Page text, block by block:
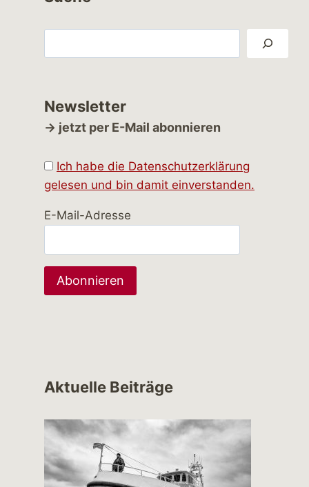
Newsletter
→ jetzt per E-Mail abonnieren
Ich habe die Datenschutzerklärung
gelesen und bin damit einverstanden.
E-Mail-Adresse
Aktuelle Beiträge